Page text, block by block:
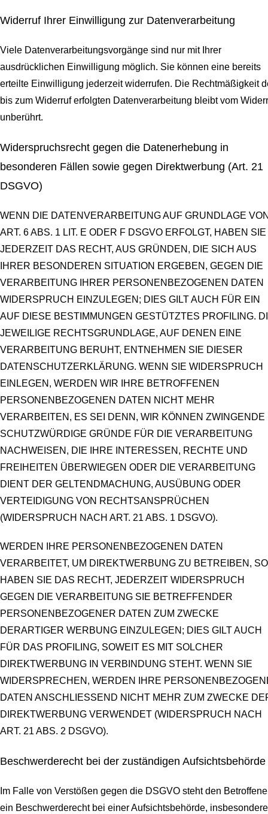
Widerruf Ihrer Einwilligung zur Datenverarbeitung
Viele Datenverarbeitungsvorgänge sind nur mit Ihrer
ausdrücklichen Einwilligung möglich. Sie können eine bereits
erteilte Einwilligung jederzeit widerrufen. Die Rechtmäßigkeit
bis zum Widerruf erfolgten Datenverarbeitung bleibt vom
unberührt.
Widerspruchsrecht gegen die Datenerhebung in
besonderen Fällen sowie gegen Direktwerbung (Art. 21
DSGVO)
WENN DIE DATENVERARBEITUNG AUF GRUNDLAGE
ART. 6 ABS. 1 LIT. E ODER F DSGVO ERFOLGT, HABEN SIE
JEDERZEIT DAS RECHT, AUS GRÜNDEN, DIE SICH AUS
IHRER BESONDEREN SITUATION ERGEBEN, GEGEN DIE
VERARBEITUNG IHRER PERSONENBEZOGENEN DATEN
WIDERSPRUCH EINZULEGEN; DIES GILT AUCH FÜR EIN
AUF DIESE BESTIMMUNGEN GESTÜTZTES PROFILING.
JEWEILIGE RECHTSGRUNDLAGE, AUF DENEN EINE
VERARBEITUNG BERUHT, ENTNEHMEN SIE DIESER
DATENSCHUTZERKLÄRUNG. WENN SIE WIDERSPRUCH
EINLEGEN, WERDEN WIR IHRE BETROFFENEN
PERSONENBEZOGENEN DATEN NICHT MEHR
VERARBEITEN, ES SEI DENN, WIR KÖNNEN ZWINGENDE
SCHUTZWÜRDIGE GRÜNDE FÜR DIE VERARBEITUNG
NACHWEISEN, DIE IHRE INTERESSEN, RECHTE UND
FREIHEITEN ÜBERWIEGEN ODER DIE VERARBEITUNG
DIENT DER GELTENDMACHUNG, AUSÜBUNG ODER
VERTEIDIGUNG VON RECHTSANSPRÜCHEN
(WIDERSPRUCH NACH ART. 21 ABS. 1 DSGVO).
WERDEN IHRE PERSONENBEZOGENEN DATEN
VERARBEITET, UM DIREKTWERBUNG ZU BETREIBEN, SO
HABEN SIE DAS RECHT, JEDERZEIT WIDERSPRUCH
GEGEN DIE VERARBEITUNG SIE BETREFFENDER
PERSONENBEZOGENER DATEN ZUM ZWECKE
DERARTIGER WERBUNG EINZULEGEN; DIES GILT AUCH
FÜR DAS PROFILING, SOWEIT ES MIT SOLCHER
DIREKTWERBUNG IN VERBINDUNG STEHT. WENN SIE
WIDERSPRECHEN, WERDEN IHRE
DATEN ANSCHLIESSEND NICHT MEHR ZUM ZWECKE
DIREKTWERBUNG VERWENDET (WIDERSPRUCH NACH
ART. 21 ABS. 2 DSGVO).
Beschwerde­recht bei der zuständigen Aufsichts­behörde
Im Falle von Verstößen gegen die DSGVO steht den
ein Beschwerderecht bei einer Aufsichtsbehörde,